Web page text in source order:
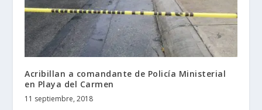
Acribillan a comandante de Policía Ministerial
en Playa del Carmen
11 septiembre, 2018